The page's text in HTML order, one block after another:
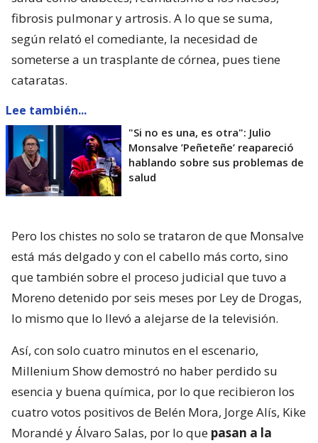
fibrosis pulmonar y artrosis. A lo que se suma,
según relató el comediante, la necesidad de
someterse a un trasplante de córnea, pues tiene
cataratas.
Lee también...
"Si no es una, es otra": Julio
Monsalve ’Peñeteñe’ reapareció
hablando sobre sus problemas de
salud
Pero los chistes no solo se trataron de que Monsalve
está más delgado y con el cabello más corto, sino
que también sobre el proceso judicial que tuvo a
Moreno detenido por seis meses por Ley de Drogas,
lo mismo que lo llevó a alejarse de la televisión.
Así, con solo cuatro minutos en el escenario,
Millenium Show demostró no haber perdido su
esencia y buena química, por lo que recibieron los
cuatro votos positivos de Belén Mora, Jorge Alís, Kike
Morandé y Álvaro Salas, por lo que pasan a la